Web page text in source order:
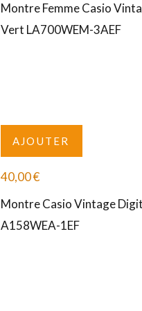
Montre Femme Casio
Vert LA700WEM-3AEF
AJOUTER
40,00€
Montre Casio Vintage
A158WEA-1EF